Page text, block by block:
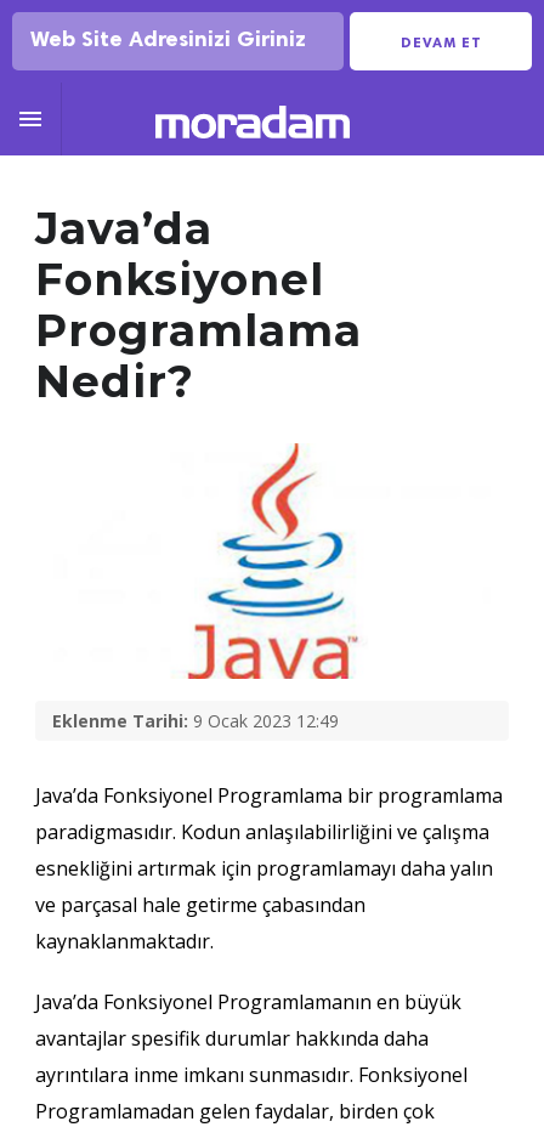
DEVAM ET

Java’da
Fonksiyonel
Programlama
Nedir?
Eklenme Tarihi: 9 Ocak 2023 12:49
Java’da Fonksiyonel Programlama bir programlama
paradigmasıdır. Kodun anlaşılabilirliğini ve çalışma
esnekliğini artırmak için programlamayı daha yalın
ve parçasal hale getirme çabasından
kaynaklanmaktadır.
Java’da Fonksiyonel Programlamanın en büyük
avantajlar spesifik durumlar hakkında daha
ayrıntılara inme imkanı sunmasıdır. Fonksiyonel
Programlamadan gelen faydalar, birden çok